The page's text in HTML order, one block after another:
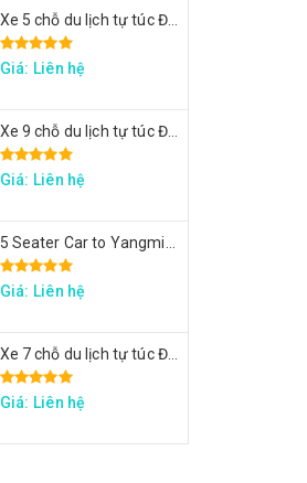
Giá: Liên hệ
Giá: Liên hệ
Giá: Liên hệ
Giá: Liên hệ